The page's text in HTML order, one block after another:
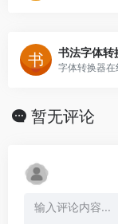
书法字体转
暂无评论